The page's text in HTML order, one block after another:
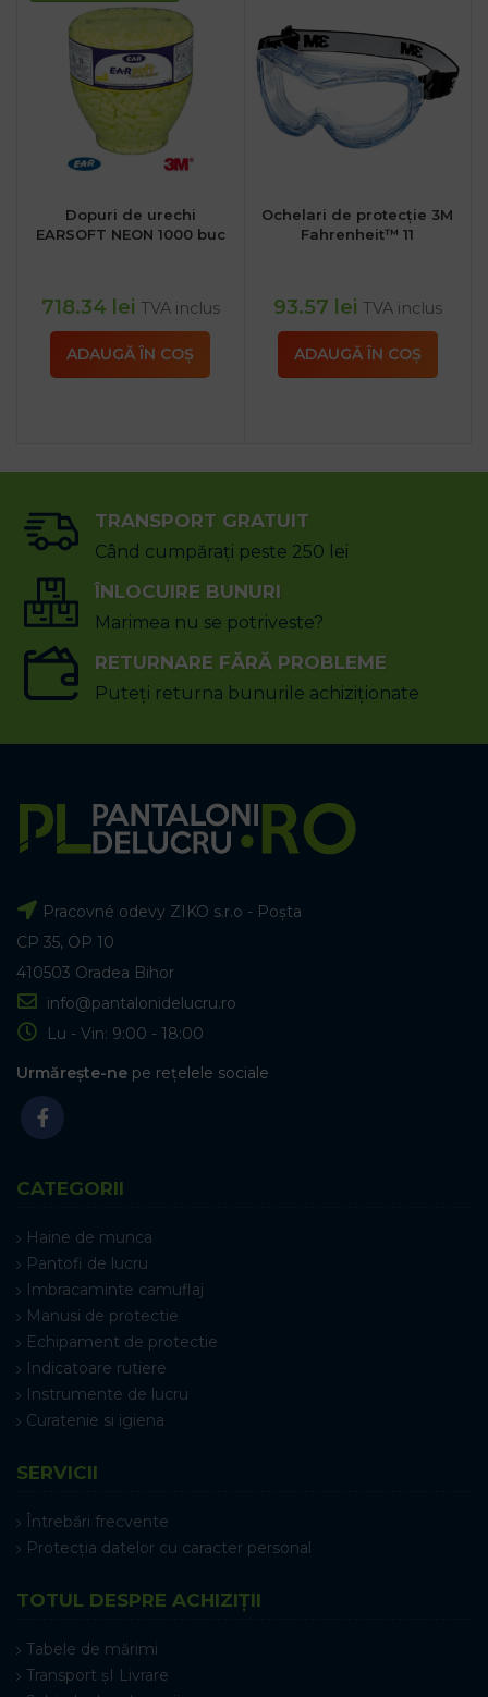
Dopuri de urechi
EARSOFT NEON 1000 buc
718.34 lei TVA inclus
ADAUGĂ ÎN COȘ
Ochelari de protecție 3M
Fahrenheit™ 11
93.57 lei TVA inclus
ADAUGĂ ÎN COȘ
TRANSPORT GRATUIT
Când cumpărați peste 250 lei
ÎNLOCUIRE BUNURI
Marimea nu se potriveste?
RETURNARE FĂRĂ PROBLEME
Puteți returna bunurile achiziționate
Pracovné odevy ZIKO s.r.o - Poșta
CP 35, OP 10
410503 Oradea Bihor
info@pantalonidelucru.ro
Lu - Vin: 9:00 - 18:00
Urmărește-ne pe rețelele sociale
CATEGORII
Haine de munca
Pantofi de lucru
Imbracaminte camuflaj
Manusi de protectie
Echipament de protectie
Indicatoare rutiere
Instrumente de lucru
Curatenie si igiena
SERVICII
Întrebări frecvente
Protecția datelor cu caracter personal
TOTUL DESPRE ACHIZIȚII
Tabele de mărimi
Transport șI Livrare